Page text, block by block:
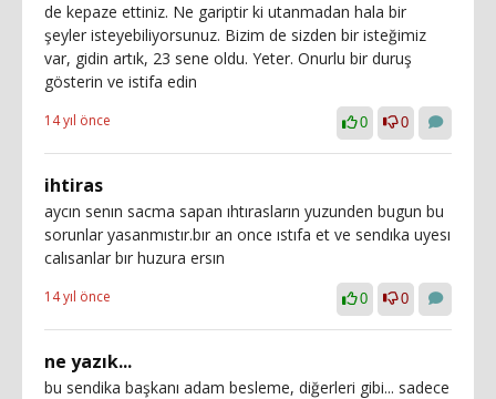
de kepaze ettiniz. Ne gariptir ki utanmadan hala bir
şeyler isteyebiliyorsunuz. Bizim de sizden bir isteğimiz
var, gidin artık, 23 sene oldu. Yeter. Onurlu bir duruş
gösterin ve istifa edin
14 yıl önce 0 0
ihtiras
aycın senın sacma sapan ıhtırasların yuzunden bugun bu
sorunlar yasanmıstır.bır an once ıstıfa et ve sendıka uyesı
calısanlar bır huzura ersın
14 yıl önce 0 0
ne yazık...
bu sendika başkanı adam besleme, diğerleri gibi... sadece